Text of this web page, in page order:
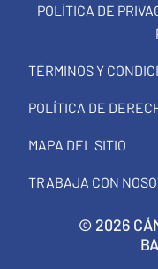
POLÍTICA DE
TÉRMINOS Y
POLÍTICA DE
MAPA DEL SITIO
TRABAJA CON
© 2026